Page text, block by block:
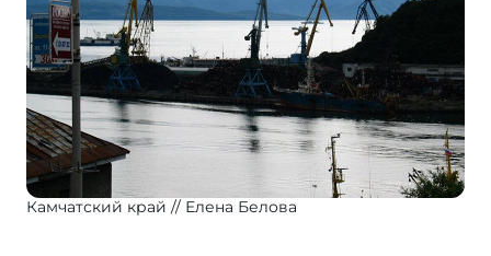
Камчатский край Елена Белова